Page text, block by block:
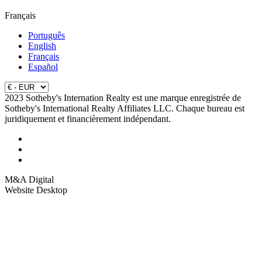
Français
Português
English
Français
Español
2023 Sotheby's Internation Realty est une marque enregistrée de
Sotheby's International Realty Affiliates LLC. Chaque bureau est
juridiquement et financièrement indépendant.
M&A Digital
Website Desktop